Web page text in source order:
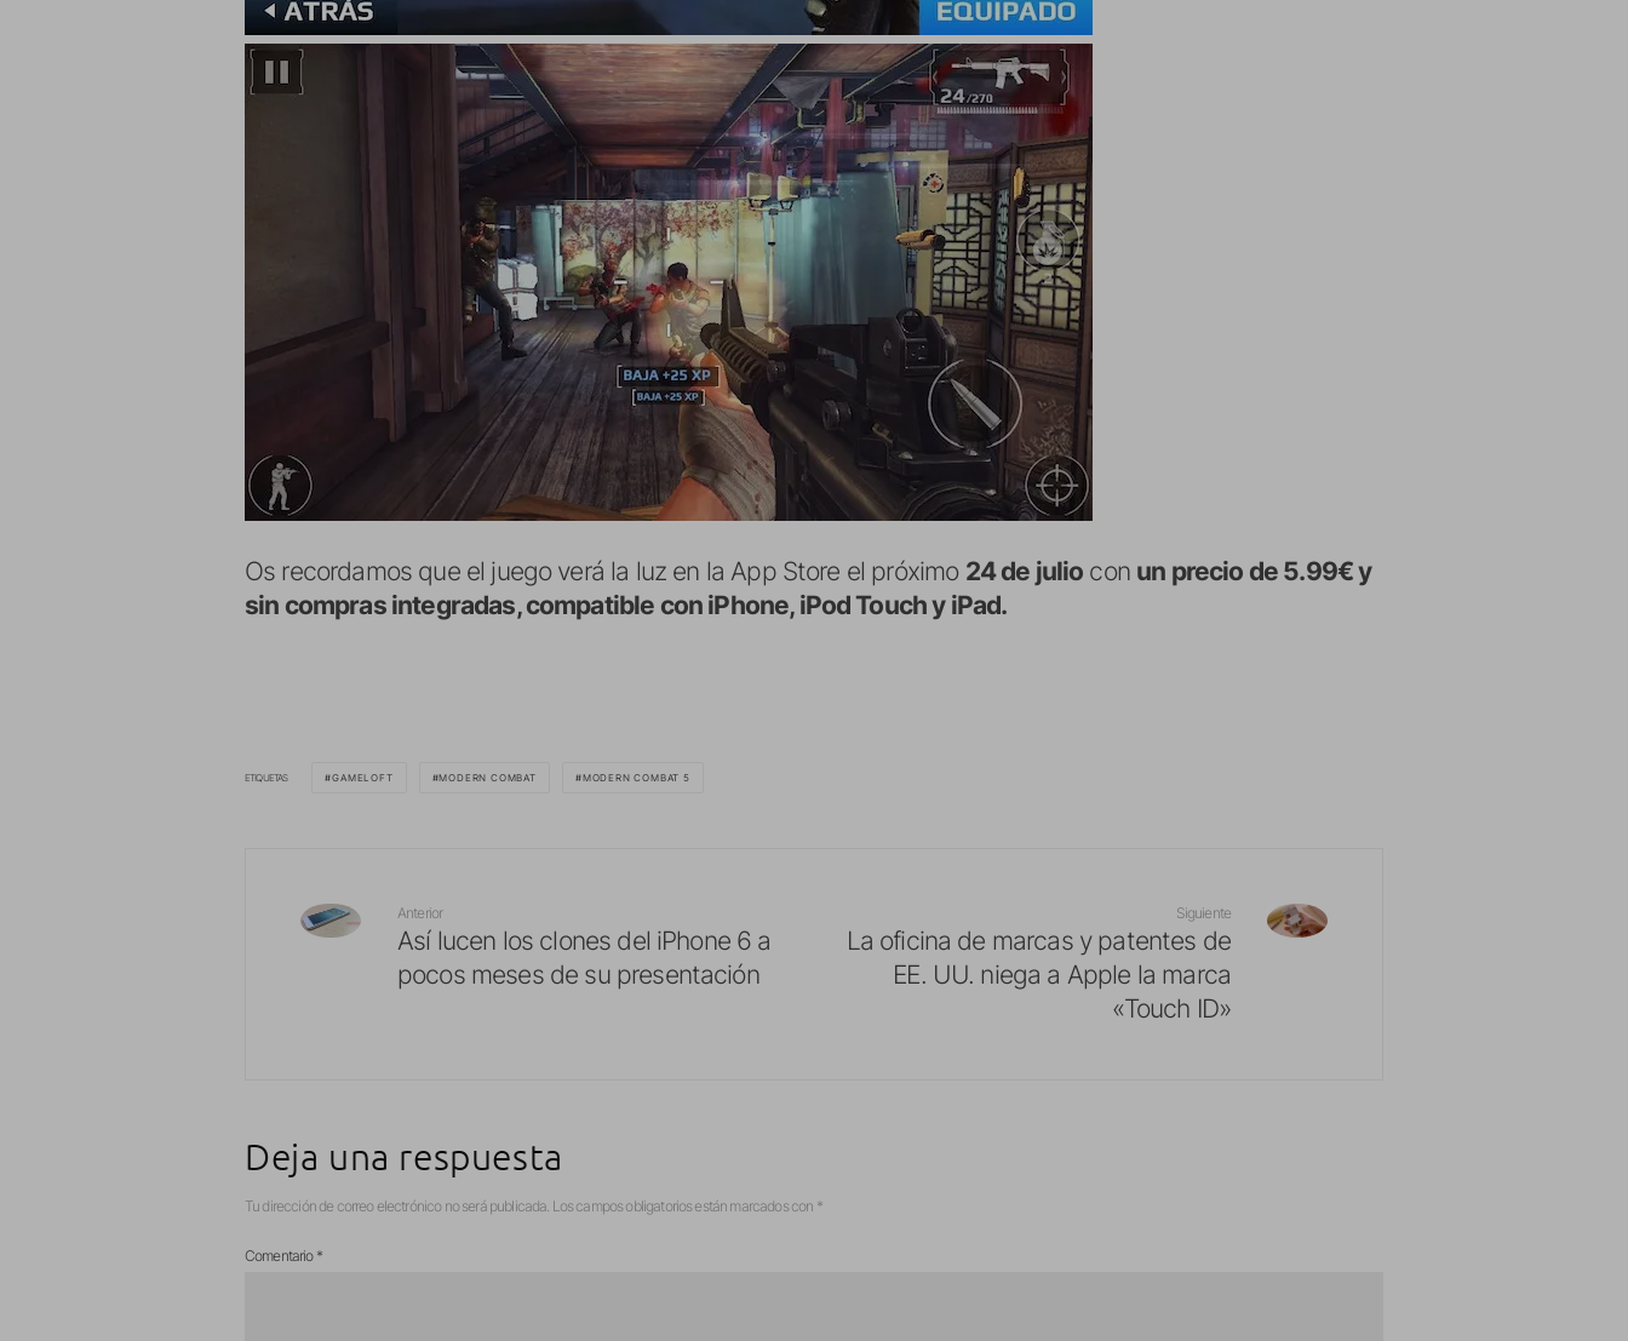
Os recordamos que el juego verá la luz en la App Store el próximo 24 de julio con un precio de 5.99€ y
sin compras integradas, compatible con iPhone, iPod Touch y iPad.
ETIQUETAS GAMELOFT MODERN COMBAT MODERN COMBAT 5
Anterior
Así lucen los clones del iPhone 6 a
pocos meses de su presentación
Siguiente
La oficina de marcas y patentes de
EE. UU. niega a Apple la marca
«Touch ID»
Deja una respuesta
Tu dirección de correo electrónico no será publicada. Los campos obligatorios están marcados con *
Comentario *